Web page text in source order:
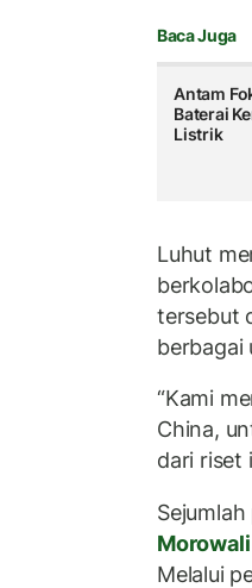
Baca Juga
Antam
Baterai
Listrik
Luhut
tersebut
berbagai
“Kami
China,
dari riset
Morowali
Melalui